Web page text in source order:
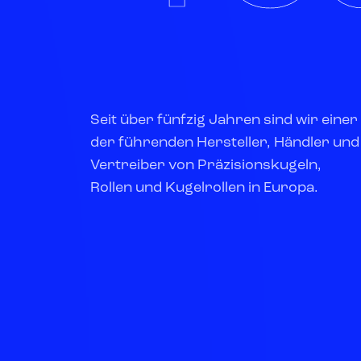
Seit über fünfzig Jahren sind wir einer
der führenden Hersteller, Händler und
Vertreiber von Präzisionskugeln,
Rollen und Kugelrollen in Europa.